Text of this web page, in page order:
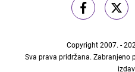
Copyright 2007. -
Sva prava pridržana. Zabranjeno